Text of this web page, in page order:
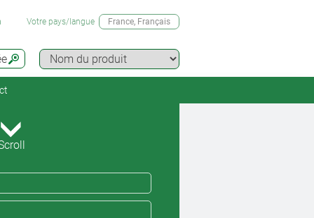
Votre pays/langue France, Français